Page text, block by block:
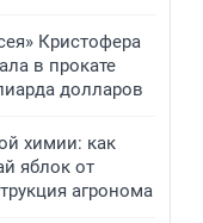
Кристофера
в прокате
долларов
химии: как
яблок от
агронома